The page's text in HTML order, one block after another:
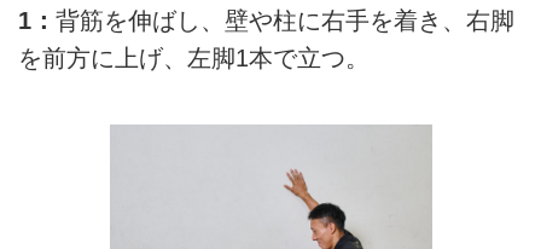
1： 背筋を伸ばし、壁や柱に右手を着き、右脚
を前方に上げ、左脚1本で立つ。